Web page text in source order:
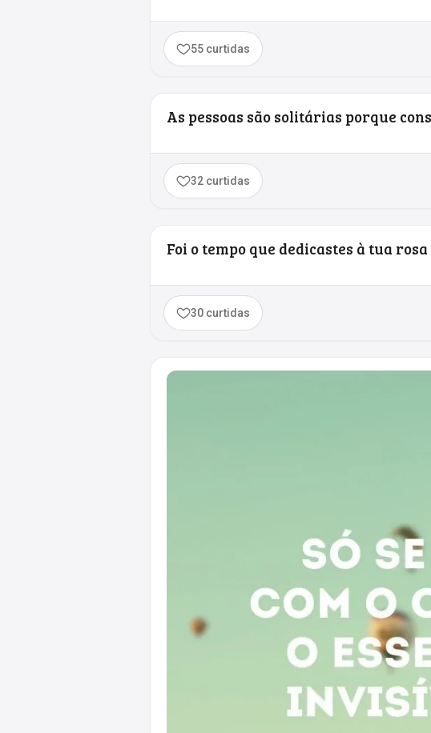
55 curtidas
As pessoas são solitárias porque
32 curtidas
Foi o tempo que dedicastes à tua
30 curtidas